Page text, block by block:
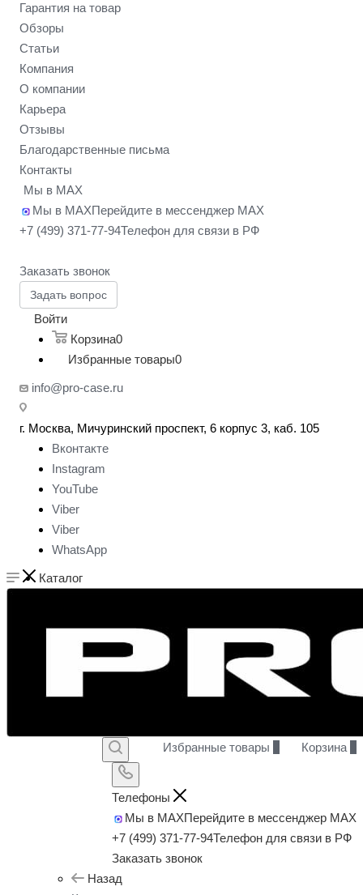
Гарантия на товар
Обзоры
Статьи
Компания
О компании
Карьера
Отзывы
Благодарственные письма
Контакты
Мы в MAX
Мы в MAXПерейдите в мессенджер MAX
+7 (499) 371-77-94Телефон для связи в РФ
Заказать звонок
Задать вопрос
Войти
Корзина0
Избранные товары0
info@pro-case.ru
г. Москва, Мичуринский проспект, 6 корпус 3, каб. 105
Вконтакте
Instagram
YouTube
Viber
Viber
WhatsApp
Избранные товары Корзина
Телефоны
Мы в MAXПерейдите в мессенджер MAX
+7 (499) 371-77-94Телефон для связи в РФ
Заказать звонок
Каталог
Назад